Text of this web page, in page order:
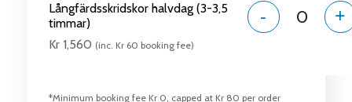
Långfärdsskridskor halvdag (3-3,5
timmar)
Kr 1,560 (inc. Kr 60 booking fee)
- +
*Minimum booking fee Kr 0, capped at Kr 80 per order